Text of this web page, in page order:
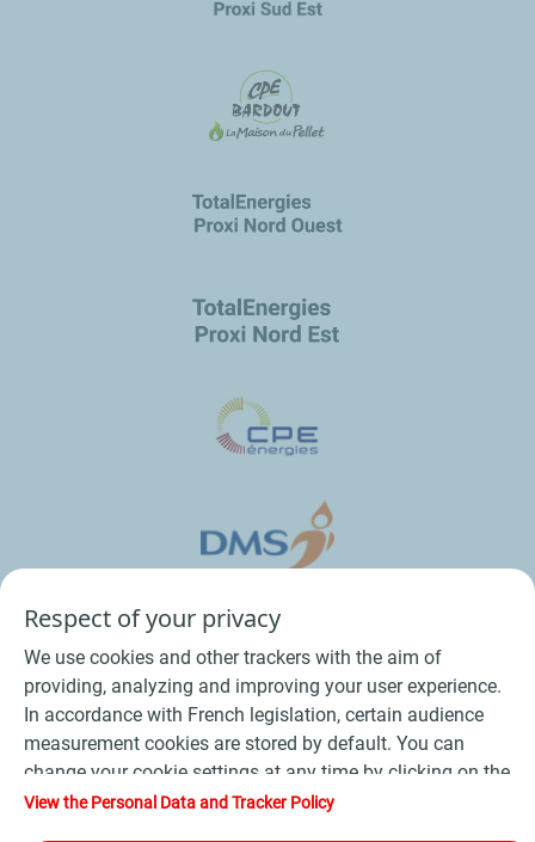
Conditions Générales de Vente Bois
Respect of your privacy
We use cookies and other trackers with the aim of
providing, analyzing and improving your user experience.
In accordance with French legislation, certain audience
measurement cookies are stored by default. You can
change your cookie settings at any time by clicking on the
"Manage my cookies" button. By clicking on the "Accept"
View the Personal Data and Tracker Policy